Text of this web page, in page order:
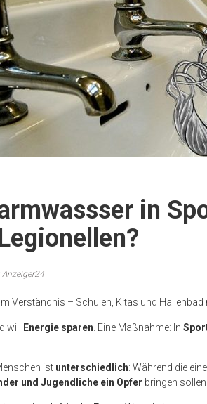
in
Verständnis – Schulen, Kitas und
will Energie sparen . Eine Maßnahme: In
ist unterschiedlich: Während die
und Jugendliche ein Opfer bringen sollen.